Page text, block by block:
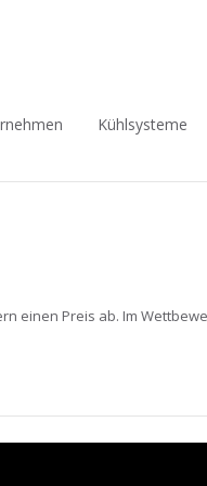
Kühlsysteme
einen Preis ab. Im